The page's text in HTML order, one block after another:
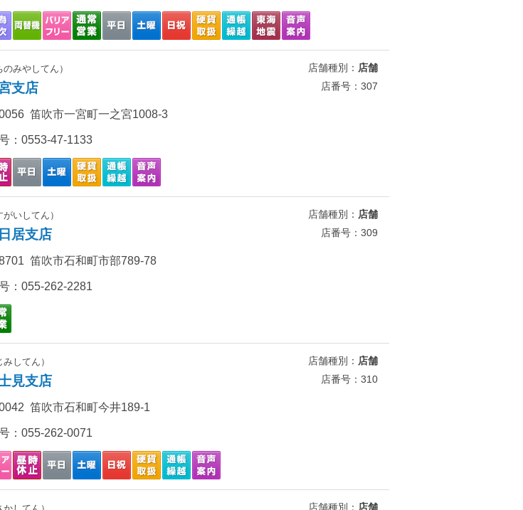
のみやしてん）
支店
店舗種別： 店舗
店番号：307
笛吹市一宮町一之宮1008-3
： 0553-47-1133
がいしてん）
居支店
店舗種別： 店舗
店番号：309
笛吹市石和町市部789-78
： 055-262-2281
みしてん）
見支店
店舗種別： 店舗
店番号：310
笛吹市石和町今井189-1
： 055-262-0071
店舗種別： 店舗